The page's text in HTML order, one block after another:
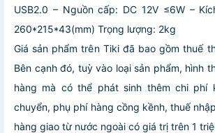
USB2.0 – Nguồn cấp: DC 12V ≤6W –
260*215*43(mm) Trọng lượng: 2kg
Giá sản phẩm trên Tiki đã bao gồm thuế
Bên cạnh đó, tuỳ vào loại sản phẩm, hình
hàng mà có thể phát sinh thêm chi phí
chuyển, phụ phí hàng cồng kềnh, thuế
hàng giao từ nước ngoài có giá trị trên 1